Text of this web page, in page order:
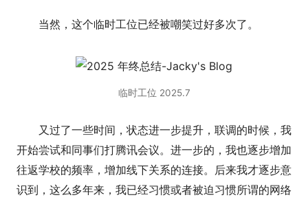
当然，这个临时工位已经被嘲笑过好多次了。
临时工位 2025.7
又过了一些时间，状态进一步提升，联调的时候，我
开始尝试和同事们打腾讯会议。进一步的，我也逐步增加
往返学校的频率，增加线下关系的连接。后来我才逐步意
识到，这么多年来，我已经习惯或者被迫习惯所谓的网络